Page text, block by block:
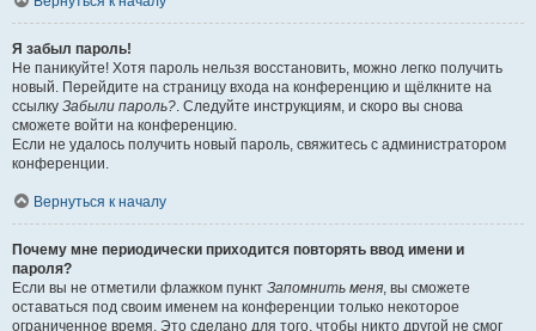
Я забыл пароль!
Не паникуйте! Хотя пароль нельзя восстановить, можно легко получить
новый. Перейдите на страницу входа на конференцию и щёлкните на
ссылку Забыли пароль?. Следуйте инструкциям, и скоро вы снова
сможете войти на конференцию.
Если не удалось получить новый пароль, свяжитесь с администратором
конференции.
Вернуться к началу
Почему мне периодически приходится повторять ввод имени и
пароля?
Если вы не отметили флажком пункт Запомнить меня, вы сможете
оставаться под своим именем на конференции только некоторое
ограниченное время. Это сделано для того, чтобы никто другой не смог